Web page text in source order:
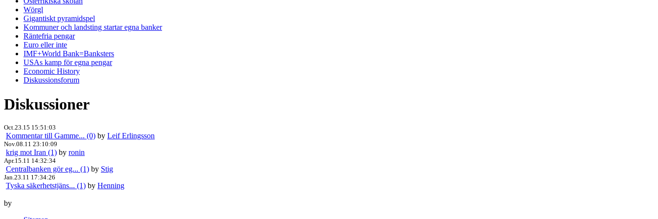
Wörgl
Gigantiskt pyramidspel
Kommuner och landsting startar egna banker
Räntefria pengar
Euro eller inte
IMF+World Bank=Banksters
USAs kamp för egna pengar
Economic History
Diskussionsforum
Diskussioner
Oct.23.15 15:51:03
Kommentar till Gamme... (0) by Leif Erlingsson
Nov.08.11 23:10:09
krig mot Iran (1) by ronin
Apr.15.11 14:32:34
Centralbanken gör eg... (1) by Stig
Jan.23.11 17:34:26
Tyska säkerhetstjäns... (1) by Henning
by